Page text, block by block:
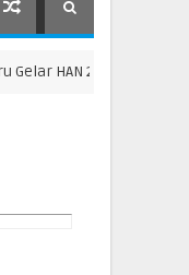
2026, Dorong